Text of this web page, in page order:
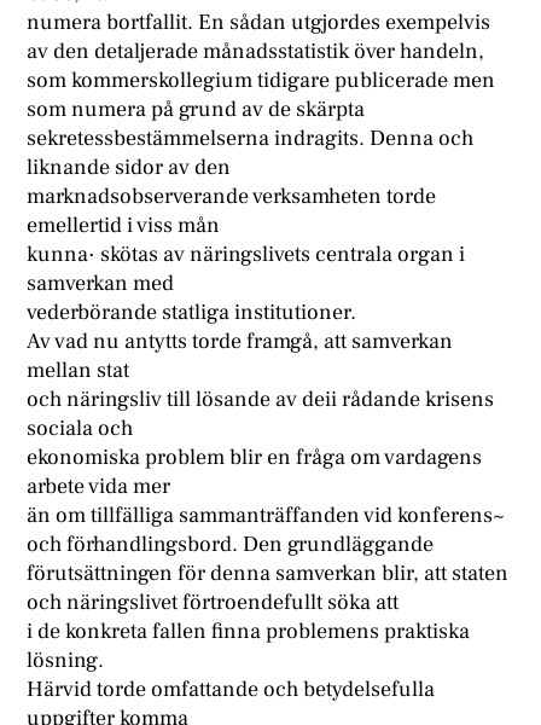
numera bortfallit. En sådan utgjordes exempelvis
av den detaljerade månadsstatistik över handeln,
som kommerskollegium tidigare publicerade men
som numera på grund av de skärpta
sekretessbestämmelserna indragits. Denna och
liknande sidor av den
marknadsobserverande verksamheten torde
emellertid i viss mån
kunna· skötas av näringslivets centrala organ i
samverkan med
vederbörande statliga institutioner.
Av vad nu antytts torde framgå, att samverkan
mellan stat
och näringsliv till lösande av deii rådande krisens
sociala och
ekonomiska problem blir en fråga om vardagens
arbete vida mer
än om tillfälliga sammanträffanden vid konferens~
och förhandlingsbord. Den grundläggande
förutsättningen för denna samverkan blir, att staten
och näringslivet förtroendefullt söka att
i de konkreta fallen finna problemens praktiska
lösning.
Härvid torde omfattande och betydelsefulla
uppgifter komma